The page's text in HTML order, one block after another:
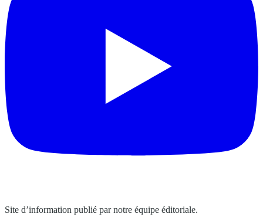
Site d’information publié par notre équipe éditoriale.